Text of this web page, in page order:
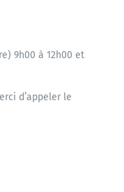
9h00 à 12h00 et
d’appeler le